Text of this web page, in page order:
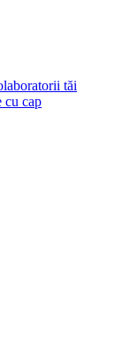
tăi
cu cap